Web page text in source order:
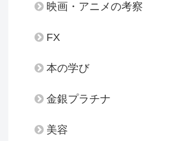
映画・アニメの考察
FX
本の学び
金銀プラチナ
美容